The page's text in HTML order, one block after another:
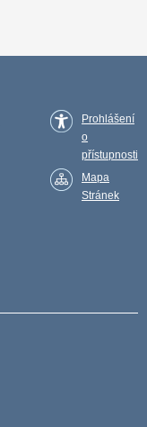
Prohlášení
o
přístupnosti
Mapa
Stránek